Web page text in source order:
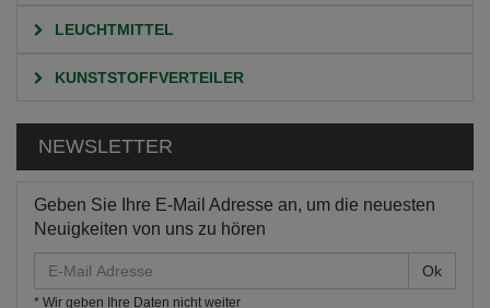
LEUCHTMITTEL
KUNSTSTOFFVERTEILER
NEWSLETTER
Geben Sie Ihre E-Mail Adresse an, um die neuesten
Neuigkeiten von uns zu hören
Mail
* Wir geben Ihre Daten nicht weiter